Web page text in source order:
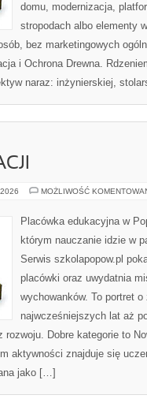
domu, modernizacja,
stropodach albo elementy
bez marketingowych
i Ochrona Drewna.
naraz: inżynierskiej,
MOŻLIWOŚĆ
Placówka edukacyjna w
którym nauczanie idzie w
Serwis szkolapopow.pl
placówki oraz uwydatnia
wychowanków. To portret
najwcześniejszych lat aż
Dobre kategorie to
aktywności znajduje się
jako […]